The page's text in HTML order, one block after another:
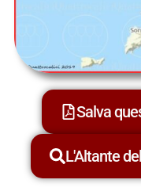
Salva
L'Altante